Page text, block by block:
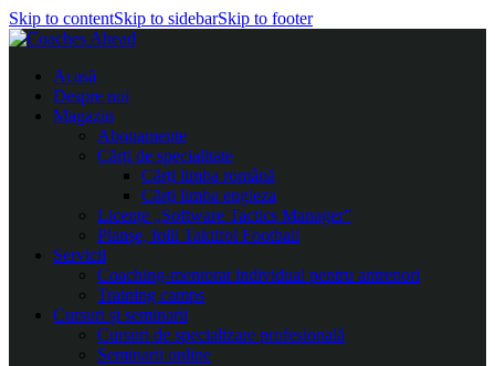
Skip to contentSkip to sidebarSkip to footer
Acasă
Despre noi
Magazin
Abonamente
Cărți de specialitate
Cărți limba română
Cărți limba engleza
Licențe „Software Tactics Manager”
Planșe, folii Taktifol Football
Servicii
Coaching-mentorat individual pentru antrenori
Training camps
Cursuri și seminarii
Cursuri de specializare profesională
Seminarii online